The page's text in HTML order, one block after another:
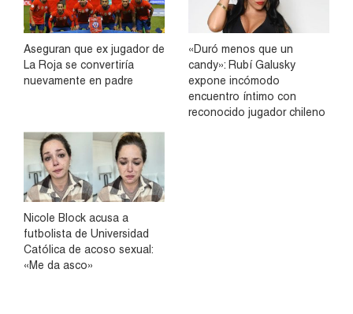
Aseguran que ex jugador de
La Roja se convertiría
nuevamente en padre
«Duró menos que un
candy»: Rubí Galusky
expone incómodo
encuentro íntimo con
reconocido jugador chileno
Nicole Block acusa a
futbolista de Universidad
Católica de acoso sexual:
«Me da asco»